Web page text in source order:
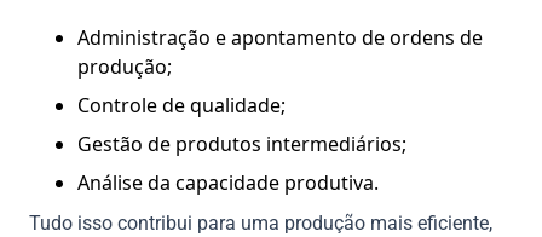
Administração e apontamento de ordens de
produção;
Controle de qualidade;
Gestão de produtos intermediários;
Análise da capacidade produtiva.
Tudo isso contribui para uma produção mais eficiente,